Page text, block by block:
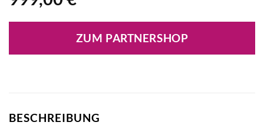
ZUM PARTNERSHOP
BESCHREIBUNG